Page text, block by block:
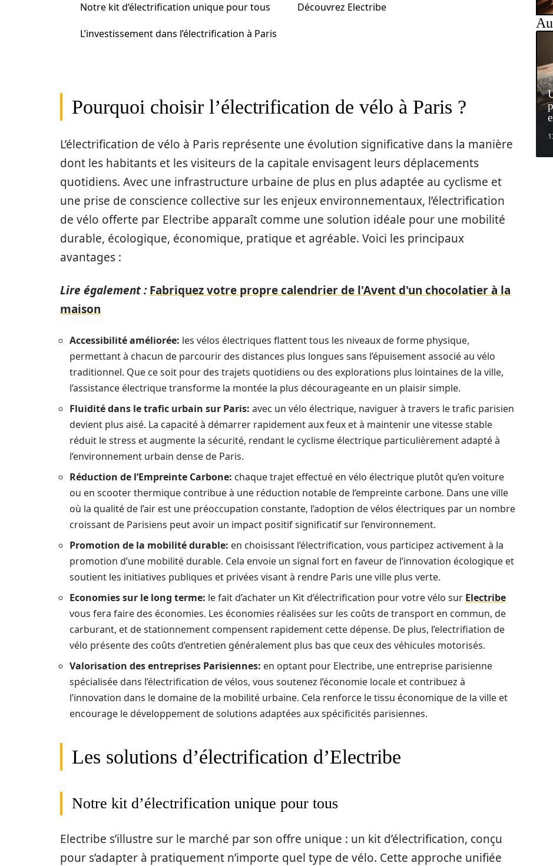
Notre kit d’électrification unique pour tous
L’investissement dans l’électrification à Paris
Découvrez Electribe
Pourquoi choisir l’électrification de vélo à Paris ?
L’électrification de vélo à Paris représente une évolution significative dans la manière
dont les habitants et les visiteurs de la capitale envisagent leurs déplacements
quotidiens. Avec une infrastructure urbaine de plus en plus adaptée au cyclisme et
une prise de conscience collective sur les enjeux environnementaux, l’électrification
de vélo offerte par Electribe apparaît comme une solution idéale pour une mobilité
durable, écologique, économique, pratique et agréable. Voici les principaux
avantages :
Lire également : Fabriquez votre propre calendrier de l'Avent d'un chocolatier à la
maison
Accessibilité améliorée: les vélos électriques flattent tous les niveaux de forme physique,
permettant à chacun de parcourir des distances plus longues sans l’épuisement associé au vélo
traditionnel. Que ce soit pour des trajets quotidiens ou des explorations plus lointaines de la ville,
l’assistance électrique transforme la montée la plus décourageante en un plaisir simple.
Fluidité dans le trafic urbain sur Paris: avec un vélo électrique, naviguer à travers le trafic parisien
devient plus aisé. La capacité à démarrer rapidement aux feux et à maintenir une vitesse stable
réduit le stress et augmente la sécurité, rendant le cyclisme électrique particulièrement adapté à
l’environnement urbain dense de Paris.
Réduction de l’Empreinte Carbone: chaque trajet effectué en vélo électrique plutôt qu’en voiture
ou en scooter thermique contribue à une réduction notable de l’empreinte carbone. Dans une ville
où la qualité de l’air est une préoccupation constante, l’adoption de vélos électriques par un nombre
croissant de Parisiens peut avoir un impact positif significatif sur l’environnement.
Promotion de la mobilité durable: en choisissant l’électrification, vous participez activement à la
promotion d’une mobilité durable. Cela envoie un signal fort en faveur de l’innovation écologique et
soutient les initiatives publiques et privées visant à rendre Paris une ville plus verte.
Economies sur le long terme: le fait d’achater un Kit d’électrification pour votre vélo sur Electribe
vous fera faire des économies. Les économies réalisées sur les coûts de transport en commun, de
carburant, et de stationnement compensent rapidement cette dépense. De plus, l’electrifiation de
vélo présente des coûts d’entretien généralement plus bas que ceux des véhicules motorisés.
Valorisation des entreprises Parisiennes: en optant pour Electribe, une entreprise parisienne
spécialisée dans l’électrification de vélos, vous soutenez l’économie locale et contribuez à
l’innovation dans le domaine de la mobilité urbaine. Cela renforce le tissu économique de la ville et
encourage le développement de solutions adaptées aux spécificités parisiennes.
Les solutions d’électrification d’Electribe
Notre kit d’électrification unique pour tous
Electribe s’illustre sur le marché par son offre unique : un kit d’électrification, conçu
pour s’adapter à pratiquement n’importe quel type de vélo. Cette approche unifiée